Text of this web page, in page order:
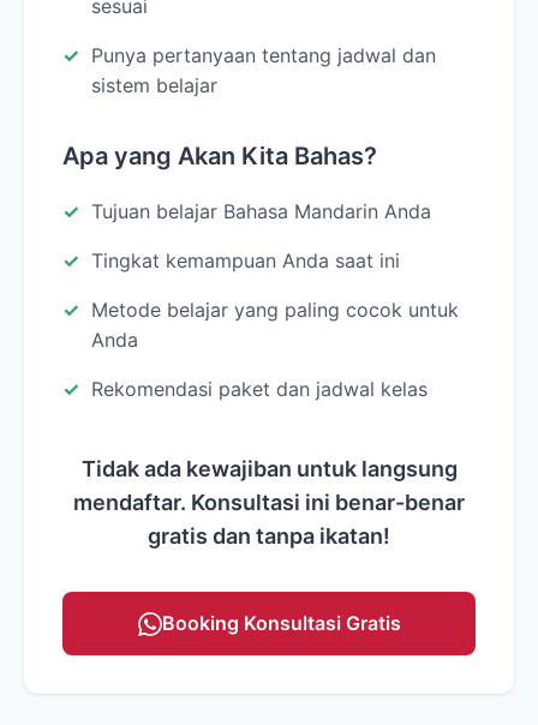
sesuai
Punya pertanyaan tentang jadwal dan
sistem belajar
Apa yang Akan Kita Bahas?
Tujuan belajar Bahasa Mandarin Anda
Tingkat kemampuan Anda saat ini
Metode belajar yang paling cocok untuk
Anda
Rekomendasi paket dan jadwal kelas
Tidak ada kewajiban untuk langsung
mendaftar. Konsultasi ini benar-benar
gratis dan tanpa ikatan!
Booking Konsultasi Gratis